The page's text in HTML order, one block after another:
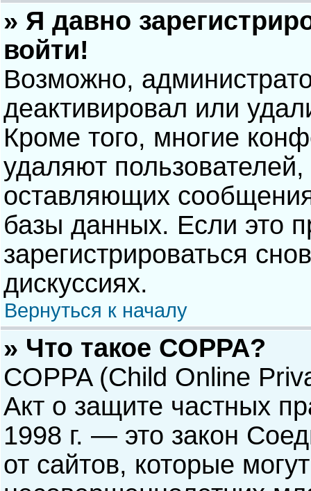
» Я давно
войти!
Возможно,
деактивировал или
Кроме того, многие
удаляют
оставляющих
базы данных. Если это
зарегистрироваться
дискуссиях.
Вернуться к началу
» Что такое COPPA?
COPPA (Child Online
Акт о защите частных
1998 г. — это закон
от сайтов, которые